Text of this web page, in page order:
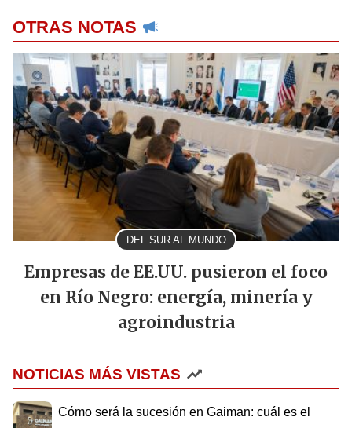
OTRAS NOTAS
DEL SUR AL MUNDO
Empresas de EE.UU. pusieron el foco
en Río Negro: energía, minería y
agroindustria
NOTICIAS MÁS VISTAS
Cómo será la sucesión en Gaiman: cuál es el